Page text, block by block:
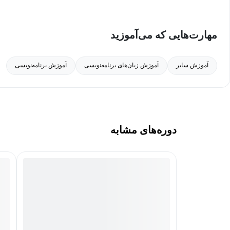
و بسیاری از موارد دیگر
است. نکته جالب توجه درباره وحید این است که او به زبان‌های غیر
مهارت‌هایی که می‌آموزید
آموزش سایر آموزش زبان‌های برنامه‌نویسی آموزش برنامه‌نویسی
دوره‌های مشابه